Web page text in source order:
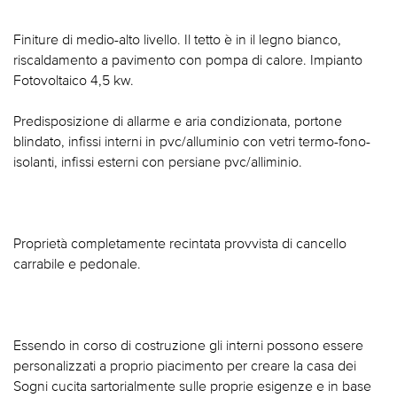
Finiture di medio-alto livello. Il tetto è in il legno bianco,
riscaldamento a pavimento con pompa di calore. Impianto
Fotovoltaico 4,5 kw.
Predisposizione di allarme e aria condizionata, portone
blindato, infissi interni in pvc/alluminio con vetri termo-fono-
isolanti, infissi esterni con persiane pvc/alliminio.
Proprietà completamente recintata provvista di cancello
carrabile e pedonale.
Essendo in corso di costruzione gli interni possono essere
personalizzati a proprio piacimento per creare la casa dei
Sogni cucita sartorialmente sulle proprie esigenze e in base